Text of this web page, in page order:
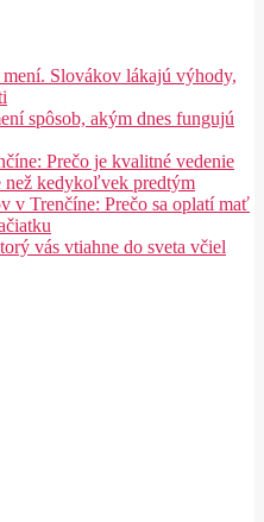
Slovákov lákajú výhody,
spôsob, akým dnes fungujú
Prečo je kvalitné vedenie
než kedykoľvek predtým
v Trenčíne: Prečo sa oplatí mať
vás vtiahne do sveta včiel